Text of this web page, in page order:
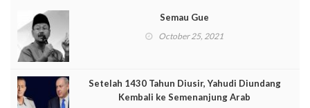
Semau Gue
October 25, 2021
Setelah 1430 Tahun Diusir, Yahudi Diundang
Kembali ke Semenanjung Arab